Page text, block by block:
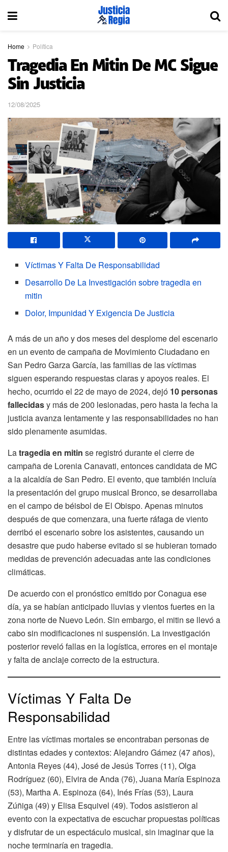
Home Política
Tragedia En Mitin De MC Sigue
Sin Justicia
12/08/2025
Víctimas Y Falta De Responsabilidad
Desarrollo De La Investigación sobre tragedia en
mitin
Dolor, Impunidad Y Exigencia De Justicia
A más de un año y dos meses del desplome del escenario
en un evento de campaña de Movimiento Ciudadano en
San Pedro Garza García, las familias de las víctimas
siguen esperando respuestas claras y apoyos reales. El
hecho, ocurrido el 22 de mayo de 2024, dejó 10 personas
fallecidasy más de 200 lesionadas, pero hasta la fecha la
justicia avanza lentamente y las responsabilidades no han
sido plenamente asumidas.
Latragedia en mitin se registró durante el cierre de
campaña de Lorenia Canavati, entonces candidata de MC
a la alcaldía de San Pedro. El evento, que también incluía
la presentación del grupo musical Bronco, se desarrollaba
en el campo de béisbol de El Obispo. Apenas minutos
después de que comenzara, una fuerte ráfaga de viento
derribó el escenario sobre los asistentes, causando un
desastre que pudo haberse evitado si se hubieran tomado
medidas de prevención adecuadas ante las condiciones
climáticas.
De acuerdo con el pronóstico emitido por Conagua ese
día, ya se habían anticipado lluvias y vientos fuertes en la
zona norte de Nuevo León. Sin embargo, el mitin se llevó a
cabo sin modificaciones ni suspensión. La investigación
posterior reveló fallas en la logística, errores en el montaje
y falta de anclaje correcto de la estructura.
Víctimas Y Falta De
Responsabilidad
Entre las víctimas mortales se encontraban personas de
distintas edades y contextos: Alejandro Gámez (47 años),
Antonia Reyes (44), José de Jesús Torres (11), Olga
Rodríguez (60), Elvira de Anda (76), Juana María Espinoza
(53), Martha A. Espinoza (64), Inés Frías (53), Laura
Zúñiga (49) y Elisa Esquivel (49). Todos asistieron al
evento con la expectativa de escuchar propuestas políticas
y disfrutar de un espectáculo musical, sin imaginar que la
noche terminaría en tragedia.